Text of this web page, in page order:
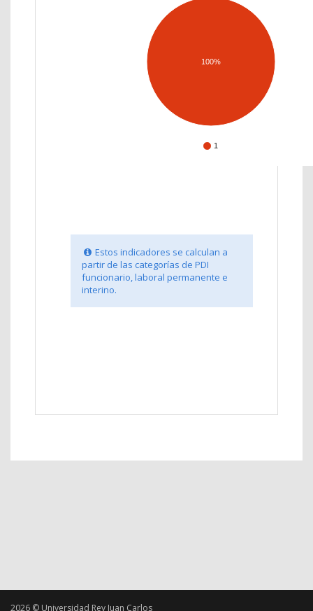
1
100%
Estos indicadores se calculan a
partir de las categorías de PDI
funcionario, laboral permanente e
interino.
2026 © Universidad Rey Juan Carlos